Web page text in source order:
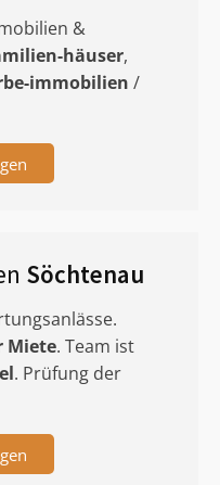
&
häuser,
immobilien /
Söchtenau
Miete. Team ist
. Prüfung der